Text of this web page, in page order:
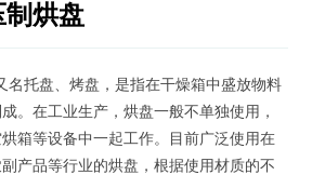
制烘盘
名托盘、烤盘，是指在干燥箱中盛放物料
。在工业生产，烘盘一般不单独使用，
箱等设备中一起工作。目前广泛使用在
产品等行业的烘盘，根据使用材质的不